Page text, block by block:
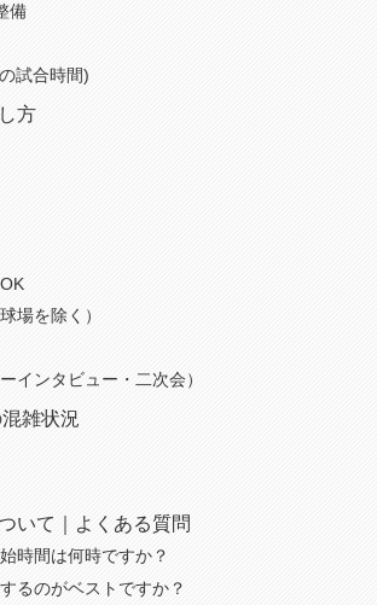
備
試合時間)
方
場を除く）
インタビュー・二次会）
雑状況
いて｜よくある質問
時間は何時ですか？
るのがベストですか？